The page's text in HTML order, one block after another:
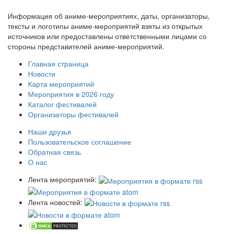
Информация об аниме-мероприятиях, даты, организаторы,
тексты и логотипы аниме-мероприятий взяты из открытых
источников или предоставлены ответственными лицами со
стороны представителей аниме-мероприятий.
Главная страница
Новости
Карта мероприятий
Мероприятия в 2026 году
Каталог фестивалей
Организаторы фестивалей
Наши друзья
Пользовательское соглашение
Обратная связь
О нас
Лента мероприятий:
Лента новостей: